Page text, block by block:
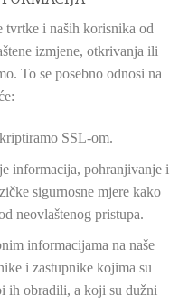
tvrtke i naših korisnika od
izmjene, otkrivanja ili
To se posebno odnosi na
SSL-om.
informacija, pohranjivanje i
sigurnosne mjere kako
neovlaštenog pristupa.
informacijama na naše
i zastupnike kojima su
ih obradili, a koji su dužni